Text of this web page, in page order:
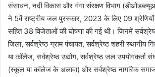
संसाधन, नदी विकास और गंगा संरक्षण विभाग
ने 5वें राष्ट्रीय जल पुरस्कार, 2023 के लिए 09
सहित 38 विजेताओं की घोषणा की गई थी। जिनमें
जिला, सर्वश्रेष्ठ ग्राम पंचायत, सर्वश्रेष्ठ शहरी स्थानीय
या कॉलेज, सर्वश्रेष्ठ उद्योग, सर्वश्रेष्ठ जल उपयोगकर्ता
(स्कूल या कॉलेज के अलावा) और सर्वश्रेष्ठ नागरिक